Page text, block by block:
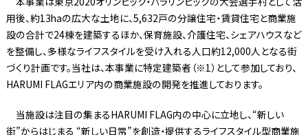
用後、約13haの広大な土地に、5,632戸の分譲住宅・賃貸住宅と商業施
設の合計で24棟を建築するほか、保育施設、介護住宅、シェアハウスなど
を整備し、多様なライフスタイルを受け入れる人口約12,000人となる街
づくり計画です。当社は、本事業に特定建築者（※1）として参加しており、
HARUMI FLAGエリア内の商業施設の開発を推進しております。
当施設は注目の集まるHARUMI FLAG内の中心に立地し、“新しい
街”からはじまる “新しい日常”を創造・提供するライフスタイル型商業施